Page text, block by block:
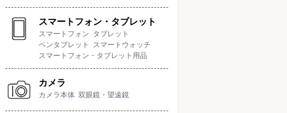
スマートフォン・タブレット
スマートフォン タブレット
ペンタブレット
スマートウォッチ
スマートフォン・タブレット用品
カメラ
カメラ本体 双眼鏡・望遠鏡